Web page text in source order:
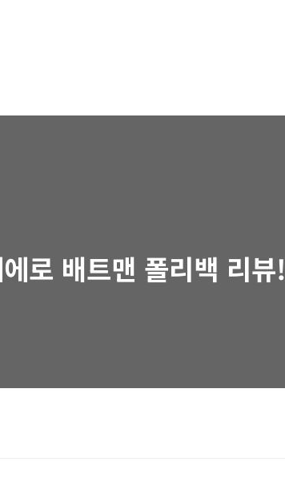
로 배트맨 폴리백 리뷰!